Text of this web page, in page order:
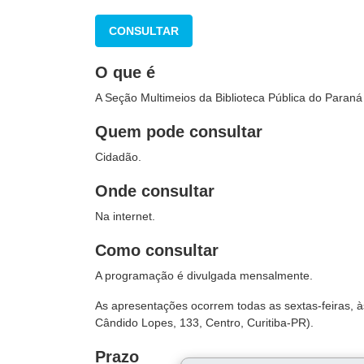
CONSULTAR
O que é
A Seção Multimeios da Biblioteca Pública do
Quem pode consultar
Cidadão.
Onde consultar
Na internet.
Como consultar
A programação é divulgada mensalmente.
As apresentações ocorrem todas as sextas-feiras,
Cândido Lopes, 133, Centro, Curitiba-PR).
Prazo